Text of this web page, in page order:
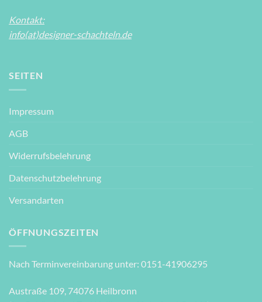
Kontakt:
info(at)designer-schachteln.de
SEITEN
Impressum
AGB
Widerrufsbelehrung
Datenschutzbelehrung
Versandarten
ÖFFNUNGSZEITEN
Nach Terminvereinbarung unter: 0151-41906295
Austraße 109, 74076 Heilbronn